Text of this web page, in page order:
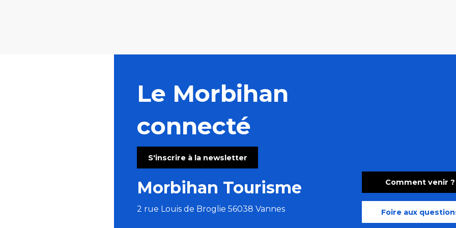
Le Morbihan
connecté
S'inscrire à la newsletter
Morbihan Tourisme
2 rue Louis de Broglie 56038 Vannes
Comment venir ?
Foire aux